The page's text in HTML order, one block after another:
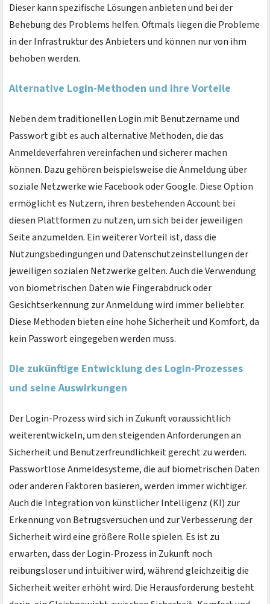
Dieser kann spezifische Lösungen anbieten und bei der
Behebung des Problems helfen. Oftmals liegen die Probleme
in der Infrastruktur des Anbieters und können nur von ihm
behoben werden.
Alternative Login-Methoden und ihre Vorteile
Neben dem traditionellen Login mit Benutzername und
Passwort gibt es auch alternative Methoden, die das
Anmeldeverfahren vereinfachen und sicherer machen
können. Dazu gehören beispielsweise die Anmeldung über
soziale Netzwerke wie Facebook oder Google. Diese Option
ermöglicht es Nutzern, ihren bestehenden Account bei
diesen Plattformen zu nutzen, um sich bei der jeweiligen
Seite anzumelden. Ein weiterer Vorteil ist, dass die
Nutzungsbedingungen und Datenschutzeinstellungen der
jeweiligen sozialen Netzwerke gelten. Auch die Verwendung
von biometrischen Daten wie Fingerabdruck oder
Gesichtserkennung zur Anmeldung wird immer beliebter.
Diese Methoden bieten eine hohe Sicherheit und Komfort, da
kein Passwort eingegeben werden muss.
Die zukünftige Entwicklung des Login-Prozesses
und seine Auswirkungen
Der Login-Prozess wird sich in Zukunft voraussichtlich
weiterentwickeln, um den steigenden Anforderungen an
Sicherheit und Benutzerfreundlichkeit gerecht zu werden.
Passwortlose Anmeldesysteme, die auf biometrischen Daten
oder anderen Faktoren basieren, werden immer wichtiger.
Auch die Integration von künstlicher Intelligenz (KI) zur
Erkennung von Betrugsversuchen und zur Verbesserung der
Sicherheit wird eine größere Rolle spielen. Es ist zu
erwarten, dass der Login-Prozess in Zukunft noch
reibungsloser und intuitiver wird, während gleichzeitig die
Sicherheit weiter erhöht wird. Die Herausforderung besteht